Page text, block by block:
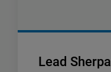
Lead Sherpa